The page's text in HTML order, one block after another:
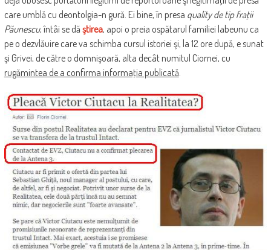
care umblă cu deontolgia-n gură. Ei bine, în presa quality de tip fraţii
Păunescu, întâi se dă ştirea, apoi o preia ospătarul familiei labeunu ca
pe o dezvlăuire care va schimba cursul istoriei şi, la 12 ore după, e sunat
şi Grivei, de către o domnişoară, alta decât numitul Ciornei, cu
rugămintea de a confirma informaţia publicată.